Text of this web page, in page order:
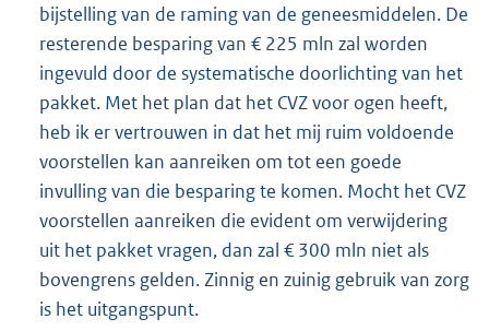
bijstelling van de raming van de geneesmiddelen. De
resterende besparing van € 225 mln zal worden
ingevuld door de systematische doorlichting van het
pakket. Met het plan dat het CVZ voor ogen heeft,
heb ik er vertrouwen in dat het mij ruim voldoende
voorstellen kan aanreiken om tot een goede
invulling van die besparing te komen. Mocht het CVZ
voorstellen aanreiken die evident om verwijdering
uit het pakket vragen, dan zal € 300 mln niet als
bovengrens gelden. Zinnig en zuinig gebruik van zorg
is het uitgangspunt.